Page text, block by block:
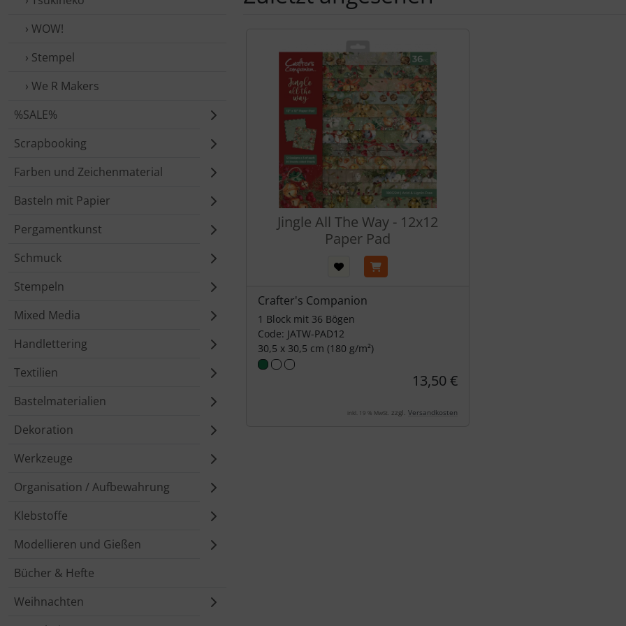
› WOW!
› Stempel
› We R Makers
%SALE%
Scrapbooking
Farben und Zeichenmaterial
Basteln mit Papier
Pergamentkunst
Schmuck
Stempeln
Mixed Media
Handlettering
Textilien
Bastelmaterialien
Dekoration
Werkzeuge
Organisation / Aufbewahrung
Klebstoffe
Modellieren und Gießen
Bücher & Hefte
Weihnachten
Jingle All The Way - 12x12
Paper Pad
Crafter's Companion
1 Block mit 36 Bögen
Code: JATW-PAD12
30,5 x 30,5 cm (180 g/m²)
13,50 €
inkl. 19 % MwSt. zzgl. Versandkosten